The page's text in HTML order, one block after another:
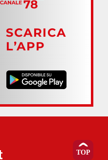
SCARICA
L’APP